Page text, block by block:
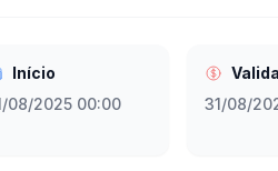
Início
08/2025 00:00
31/08/